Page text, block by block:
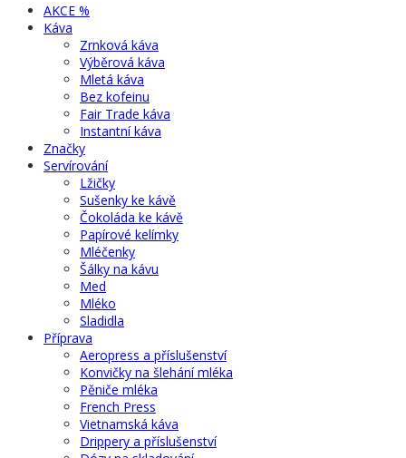
AKCE %
Káva
Zrnková káva
Výběrová káva
Mletá káva
Bez kofeinu
Fair Trade káva
Instantní káva
Značky
Servírování
Lžičky
Sušenky ke kávě
Čokoláda ke kávě
Papírové kelímky
Mléčenky
Šálky na kávu
Med
Mléko
Sladidla
Příprava
Aeropress a příslušenství
Konvičky na šlehání mléka
Pěniče mléka
French Press
Vietnamská káva
Drippery a příslušenství